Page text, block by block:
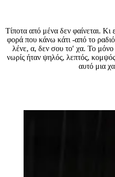
Τίποτα από μένα δεν φαίνεται. Κι
φορά που κάνω κάτι -από το
λένε, α, δεν σου το′ χα. Το μόνο
νωρίς ήταν ψηλός, λεπτός,
αυτό μια